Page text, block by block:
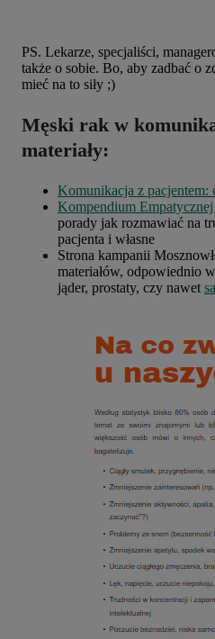
PS. Lekarze, specjaliści,
także o sobie. Bo, aby zadbać o
mieć na to siły ;)
Męski rak w
materiały:
Komunikacja z pacjentem:
Kompendium
porady jak rozmawiać na
pacjenta i własne
Strona kampanii
materiałów, odpowiednio
jąder, prostaty, czy nawet